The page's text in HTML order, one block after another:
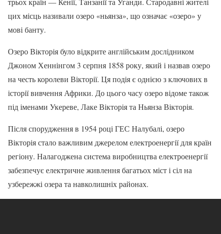
цих місць називали озеро «ньянза», що означає «озеро» у
мові банту.
Озеро Вікторія було відкрите англійським дослідником
Джоном Хеннінгом 3 серпня 1858 року, який і назвав озеро
на честь королеви Вікторії. Ця подія є однією з ключових в
історії вивчення Африки. До цього часу озеро відоме також
під іменами Укереве, Лаке Вікторія та Ньянза Вікторія.
Після спорудження в 1954 році ГЕС Налубалі, озеро
Вікторія стало важливим джерелом електроенергії для країн
регіону. Налагоджена система виробництва електроенергії
забезпечує електричне живлення багатьох міст і сіл на
узбережжі озера та навколишніх районах.